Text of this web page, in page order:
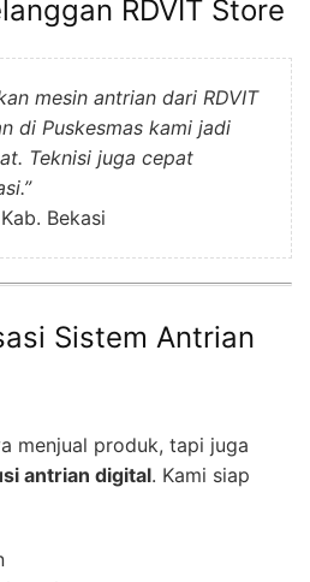
RDVIT Store
mesin antrian dari RDVIT
di Puskesmas kami jadi
Teknisi juga cepat
Bekasi
Sistem Antrian
menjual produk, tapi juga
antrian digital. Kami siap